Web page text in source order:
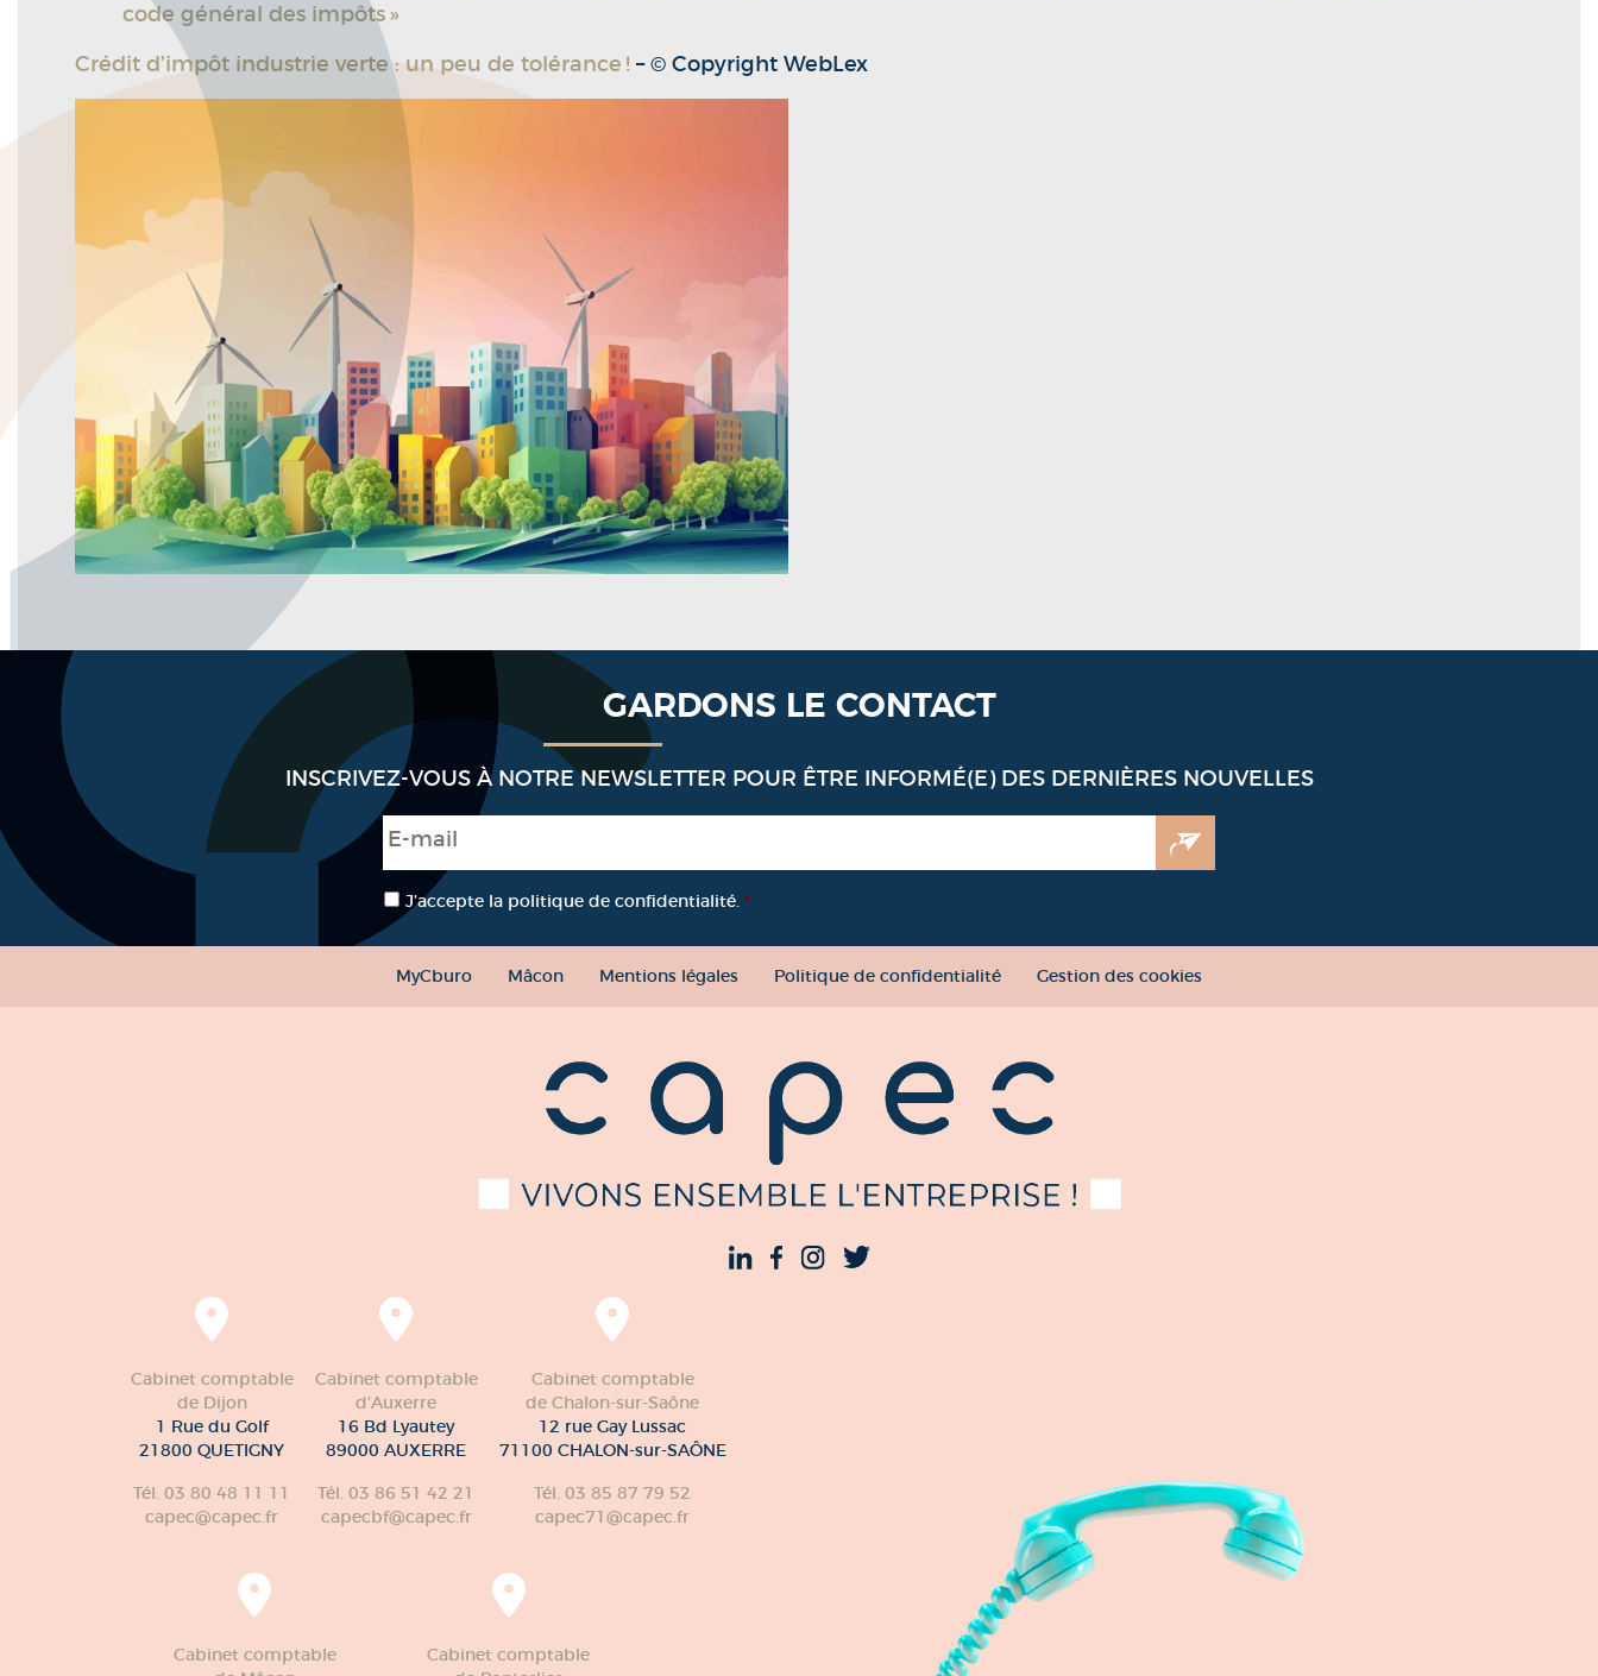
code général des impôts »
Crédit d’impôt industrie verte : un peu de tolérance ! – © Copyright WebLex
GARDONS LE CONTACT
INSCRIVEZ-VOUS À NOTRE NEWSLETTER POUR ÊTRE INFORMÉ(E) DES DERNIÈRES NOUVELLES
E-mail
RGPD *
J’accepte la politique de confidentialité. *
MyCburo Mâcon Mentions légales Politique de confidentialité Gestion des cookies
Cabinet comptable
de Dijon
1 Rue du Golf
21800 QUETIGNY
Tél. 03 80 48 11 11
capec@capec.fr
Cabinet comptable
d'Auxerre
16 Bd Lyautey
89000 AUXERRE
Tél. 03 86 51 42 21
capecbf@capec.fr
Cabinet comptable
de Chalon-sur-Saône
12 rue Gay Lussac
71100 CHALON-sur-SAÔNE
Tél. 03 85 87 79 52
capec71@capec.fr
Cabinet comptable
Cabinet comptable